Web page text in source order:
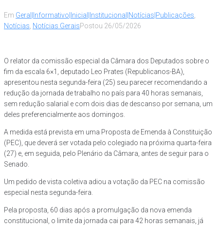
Em Geral|Informativo|Inicial|Institucional|Notícias|Publicações
Notícias Notícias GeraisPostou 26/05/2026
O relator da comissão especial da Câmara dos Deputados sobre o
fim da escala 6×1, deputado Leo Prates (Republicanos-BA),
apresentou nesta segunda-feira (25) seu parecer recomendando a
redução da jornada de trabalho no país para 40 horas semanais,
sem redução salarial e com dois dias de descanso por semana, um
deles preferencialmente aos domingos.
A medida está prevista em uma Proposta de Emenda à Constituição
(PEC), que deverá ser votada pelo colegiado na próxima quarta-feira
(27) e, em seguida, pelo Plenário da Câmara, antes de seguir para o
Senado.
Um pedido de vista coletiva adiou a votação da PEC na comissão
especial nesta segunda-feira.
Pela proposta, 60 dias após a promulgação da nova emenda
constitucional, o limite da jornada cai para 42 horas semanais, já